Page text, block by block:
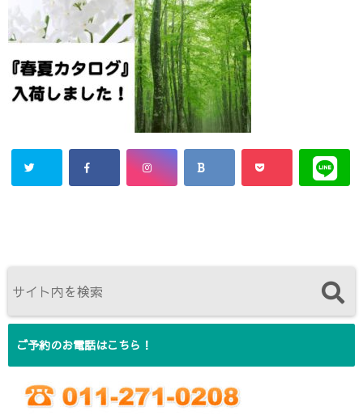
ご予約のお電話はこちら！